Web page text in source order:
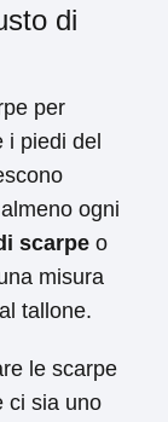
di
per
i piedi del
ogni
scarpe o
misura
tallone.
le scarpe
ci sia uno